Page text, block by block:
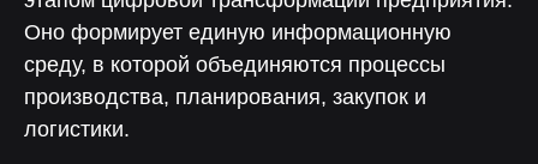
Оно формирует единую информационную
среду, в которой объединяются процессы
производства, планирования, закупок и
логистики.